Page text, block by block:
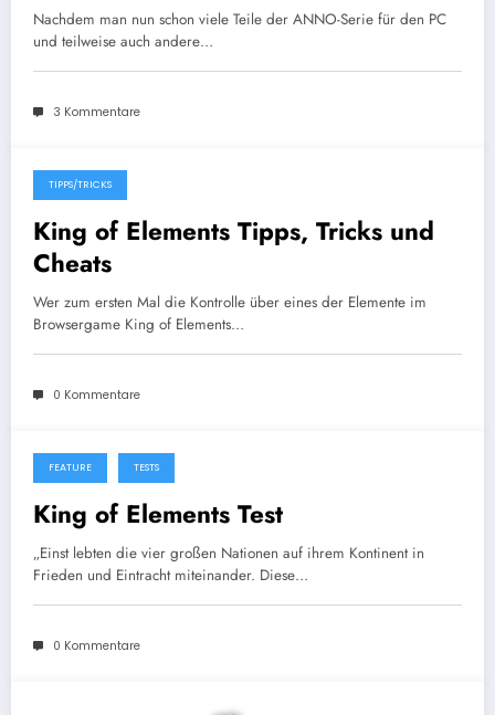
Nachdem man nun schon viele Teile der ANNO-Serie für den PC
und teilweise auch andere…
3 Kommentare
8. Oktober 2013
TIPPS/TRICKS
King of Elements Tipps, Tricks und
Cheats
Wer zum ersten Mal die Kontrolle über eines der Elemente im
Browsergame King of Elements…
0 Kommentare
2. Oktober 2013
FEATURE TESTS
King of Elements Test
„Einst lebten die vier großen Nationen auf ihrem Kontinent in
Frieden und Eintracht miteinander. Diese…
0 Kommentare